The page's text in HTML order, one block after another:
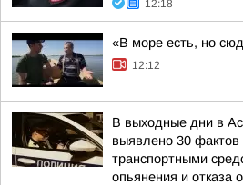
12:18
«В море есть, но
12:12
В выходные дни в
выявлено 30 фактов
транспортными
опьянения и отказа